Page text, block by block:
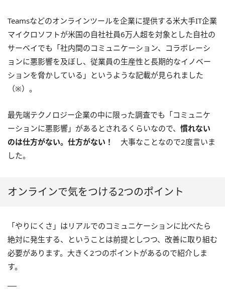
Teamsなどのオンラインツールを企業に提供する米大手IT企業
マイクロソフトが米国の自社社員6万人超を対象とした自社の
サーベイでも「社内間のコミュニケーション、コラボレーシ
ョンに悪影響を及ぼし、従業員の生産性と長期的なイノベー
ションを脅かしている」というような記載が見られました
（※）。
最先端テクノロジー企業の中に限った調査でも「コミュニケ
ーションに悪影響」があるとされるくらいなので、 慣れない
のは仕方がない。仕方がない！
大事なことなので2度言いま
した。
オンラインで気をつける2つのポイント
「やりにくさ」はリアルでのコミュニケーションに比べたら
絶対に発生する、ということは前提としつつ、改善に取り組む
必要があります。大きく2つのポイントがあるので紹介しま
す。